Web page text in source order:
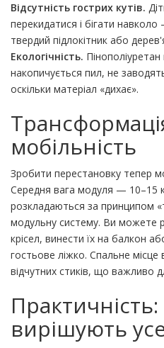
Відсутність гострих кутів.
перекидатися і бігати
твердий підлокітник або
Екологічність.
накопичується пил, не
оскільки матеріал «дихає».
мобільність
Зробити перестановку тепер
Середня вага модуля — 10–15
розкладаються за принципом
модульну систему. Ви можете
крісел, винести їх на балкон
гостьове ліжко. Спальне місце
відчутних стиків, що важливо
вирішують